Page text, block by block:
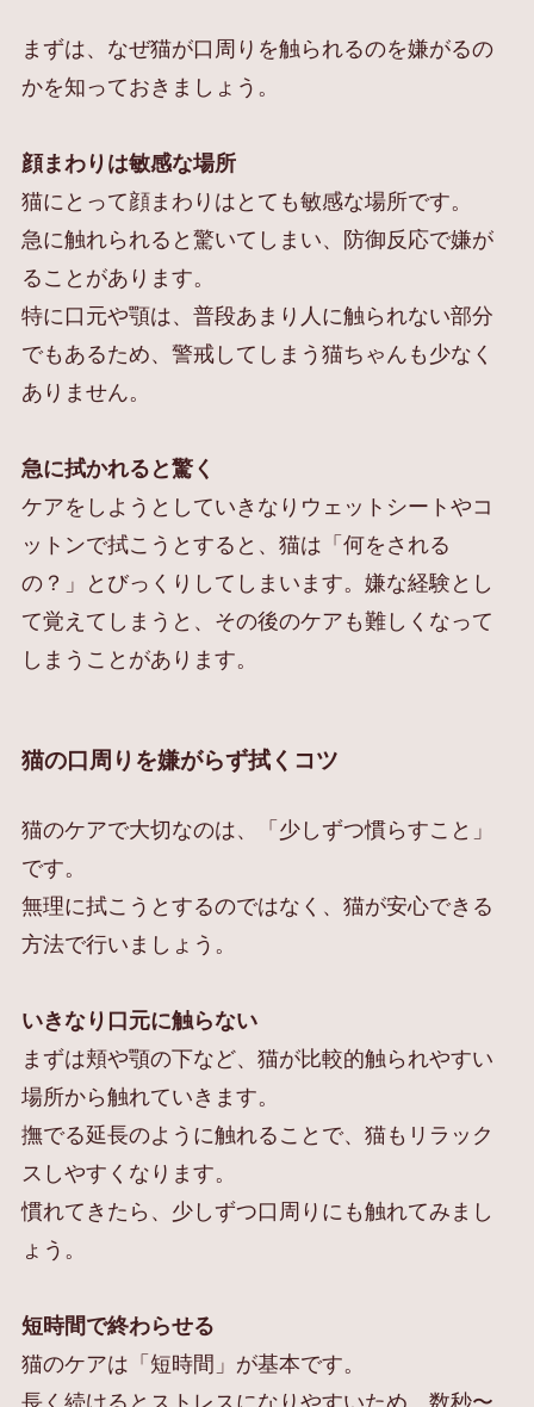
まずは、なぜ猫が口周りを触られるのを嫌がるの
かを知っておきましょう。
顔まわりは敏感な場所
猫にとって顔まわりはとても敏感な場所です。
急に触れられると驚いてしまい、防御反応で嫌が
ることがあります。
特に口元や顎は、普段あまり人に触られない部分
でもあるため、警戒してしまう猫ちゃんも少なく
ありません。
急に拭かれると驚く
ケアをしようとしていきなりウェットシートやコ
ットンで拭こうとすると、猫は「何をされる
の？」とびっくりしてしまいます。嫌な経験とし
て覚えてしまうと、その後のケアも難しくなって
しまうことがあります。
猫の口周りを嫌がらず拭くコツ
猫のケアで大切なのは、「少しずつ慣らすこと」
です。
無理に拭こうとするのではなく、猫が安心できる
方法で行いましょう。
いきなり口元に触らない
まずは頬や顎の下など、猫が比較的触られやすい
場所から触れていきます。
撫でる延長のように触れることで、猫もリラック
スしやすくなります。
慣れてきたら、少しずつ口周りにも触れてみまし
ょう。
短時間で終わらせる
猫のケアは「短時間」が基本です。
長く続けるとストレスになりやすいため、数秒〜